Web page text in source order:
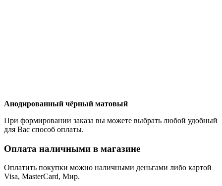
Анодированный чёрный матовый
При формировании заказа вы можете выбрать любой удобный
для Вас способ оплаты.
Оплата наличными в магазине
Оплатить покупки можно наличными деньгами либо картой
Visa, MasterCard, Мир.